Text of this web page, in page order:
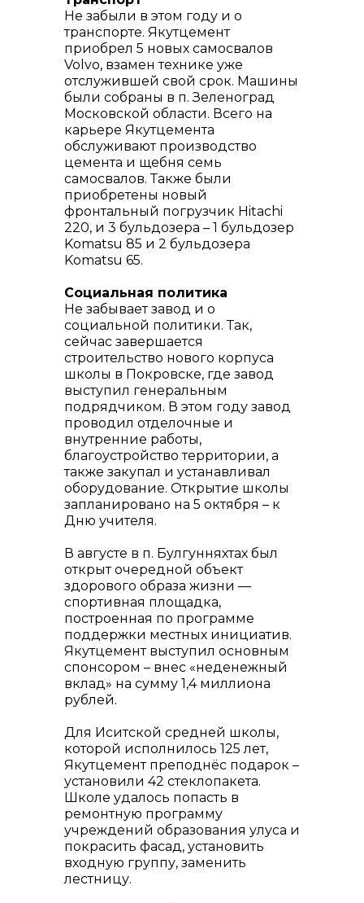
Не забыли в этом году и о
транспорте. Якутцемент
приобрел 5 новых самосвалов
Volvo, взамен технике уже
отслужившей свой срок. Машины
были собраны в п. Зеленоград
Московской области. Всего на
карьере Якутцемента
обслуживают производство
цемента и щебня семь
самосвалов. Также были
приобретены новый
фронтальный погрузчик Hitachi
220, и 3 бульдозера – 1 бульдозер
Komatsu 85 и 2 бульдозера
Komatsu 65.
Социальная политика
Не забывает завод и о
социальной политики. Так,
сейчас завершается
строительство нового корпуса
школы в Покровске, где завод
выступил генеральным
подрядчиком. В этом году завод
проводил отделочные и
внутренние работы,
благоустройство территории, а
также закупал и устанавливал
оборудование. Открытие школы
запланировано на 5 октября – к
Дню учителя.
В августе в п. Булгунняхтах был
открыт очередной объект
здорового образа жизни —
спортивная площадка,
построенная по программе
поддержки местных инициатив.
Якутцемент выступил основным
спонсором – внес «неденежный
вклад» на сумму 1,4 миллиона
рублей.
Для Иситской средней школы,
которой исполнилось 125 лет,
Якутцемент преподнёс подарок –
установили 42 стеклопакета.
Школе удалось попасть в
ремонтную программу
учреждений образования улуса и
покрасить фасад, установить
входную группу, заменить
лестницу.